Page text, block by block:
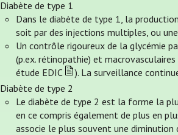
Diabète de type 1
Dans le diabète de type 1, la
soit par des injections multiples, ou
Un contrôle rigoureux de la glycémie
(p.ex. rétinopathie) et
étude EDIC
). La surveillance
Diabète de type 2
Le diabète de type 2 est la forme la
en ce compris également de plus en
associe le plus souvent une diminution